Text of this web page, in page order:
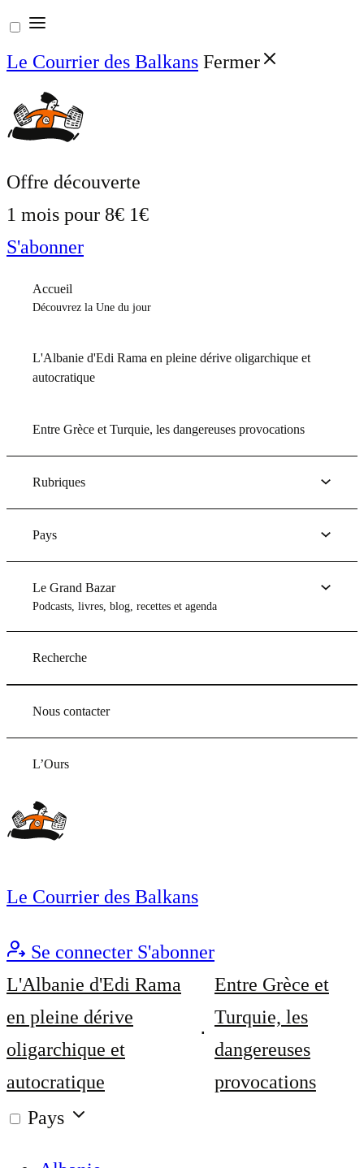
Aller
au
contenu
Le Courrier des Balkans Fermer
Offre découverte
1 mois pour 8€ 1€
S'abonner
Accueil
Découvrez la Une du jour
L'Albanie d'Edi Rama en pleine dérive oligarchique et
autocratique
Entre Grèce et Turquie, les dangereuses provocations
Rubriques
Pays
Le Grand Bazar
Podcasts, livres, blog, recettes et agenda
Recherche
Nous contacter
L’Ours
Le Courrier des Balkans
Se connecter S'abonner
L'Albanie d'Edi Rama
en pleine dérive
oligarchique et
autocratique
Entre Grèce et
Turquie, les
dangereuses
provocations
Pays